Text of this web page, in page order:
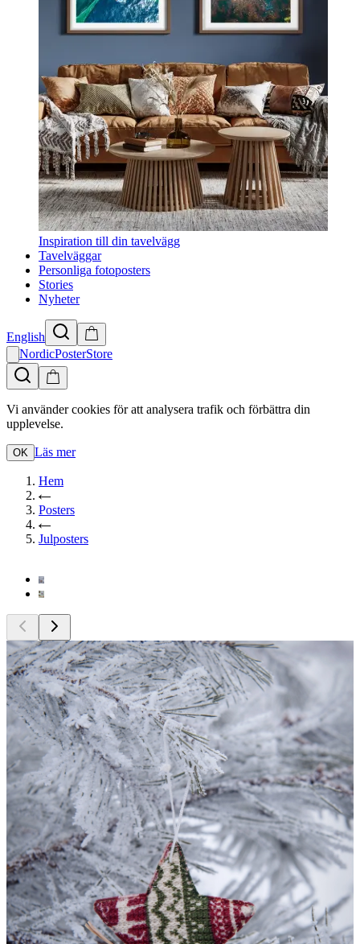
Inspiration till din tavelvägg
Tavelväggar
Personliga fotoposters
Stories
Nyheter
English
NordicPosterStore
Vi använder cookies för att analysera trafik och förbättra din
upplevelse.
OK Läs mer
Hem
Posters
Julposters